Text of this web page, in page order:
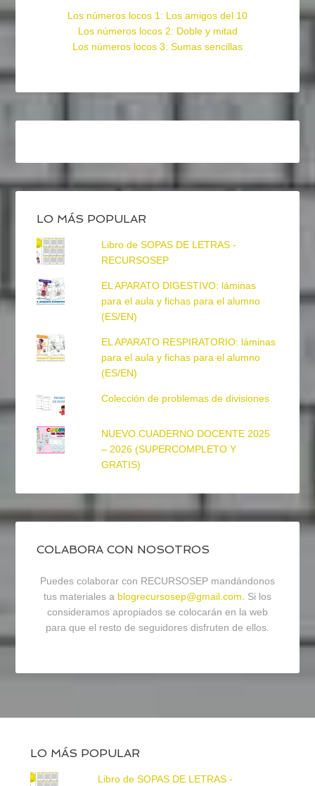
Los números locos 1: Los amigos del 10
Los números locos 2: Doble y mitad
Los números locos 3: Sumas sencillas
LO MÁS POPULAR
Libro de SOPAS DE LETRAS -
RECURSOSEP
EL APARATO DIGESTIVO: láminas
para el aula y fichas para el alumno
(ES/EN)
EL APARATO RESPIRATORIO: láminas
para el aula y fichas para el alumno
(ES/EN)
Colección de problemas de divisiones
NUEVO CUADERNO DOCENTE 2025
– 2026 (SUPERCOMPLETO Y
GRATIS)
COLABORA CON NOSOTROS
Puedes colaborar con RECURSOSEP mandándonos
tus materiales a blogrecursosep@gmail.com. Si los
consideramos apropiados se colocarán en la web
para que el resto de seguidores disfruten de ellos.
LO MÁS POPULAR
Libro de SOPAS DE LETRAS -